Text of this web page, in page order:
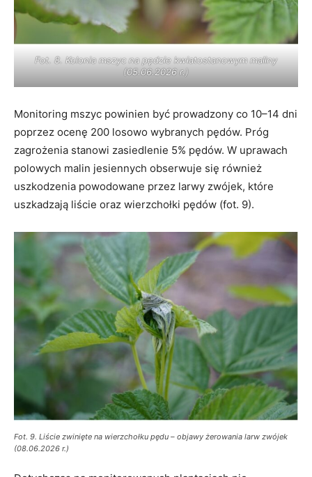
Fot. 8. Kolonia mszyc na pędzie kwiatostanowym maliny
(05.06.2026 r.)
Monitoring mszyc powinien być prowadzony co 10–14 dni
poprzez ocenę 200 losowo wybranych pędów. Próg
zagrożenia stanowi zasiedlenie 5% pędów. W uprawach
polowych malin jesiennych obserwuje się również
uszkodzenia powodowane przez larwy zwójek, które
uszkadzają liście oraz wierzchołki pędów (fot. 9).
Fot. 9. Liście zwinięte na wierzchołku pędu – objawy żerowania larw zwójek
(08.06.2026 r.)